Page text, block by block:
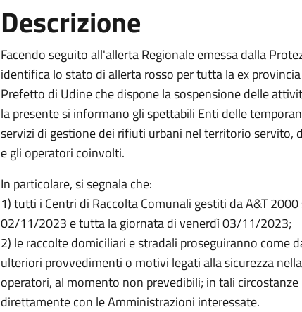
Descrizione
Facendo seguito all'allerta Regionale emessa dalla
identifica lo stato di allerta rosso per tutta la ex
Prefetto di Udine che dispone la sospensione delle
la presente si informano gli spettabili Enti delle
servizi di gestione dei rifiuti urbani nel territorio
e gli operatori coinvolti.
In particolare, si segnala che:
1) tutti i Centri di Raccolta Comunali gestiti da A&T
02/11/2023 e tutta la giornata di venerdì 03/11/2023;
2) le raccolte domiciliari e stradali proseguiranno come
ulteriori provvedimenti o motivi legati alla sicurezza
operatori, al momento non prevedibili; in tali
direttamente con le Amministrazioni interessate.